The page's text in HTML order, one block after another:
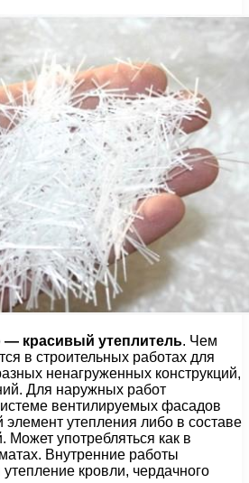
— красивый утеплитель. Чем
в строительных работах для
ненагруженных конструкций,
Для наружных работ
вентилируемых фасадов
элемент утепления либо в составе
Может употребляться как в
Внутренние работы
кровли, чердачного